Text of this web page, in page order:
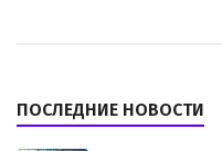
ПОСЛЕДНИЕ НОВОСТИ